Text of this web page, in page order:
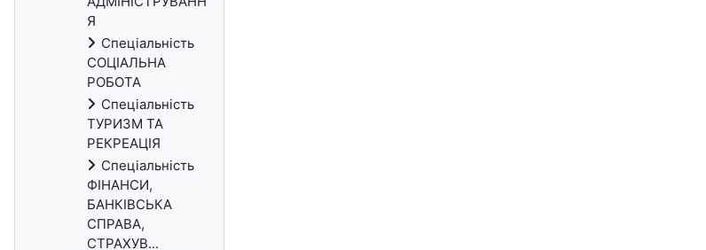
Я
Спеціальність
СОЦІАЛЬНА
РОБОТА
Спеціальність
ТУРИЗМ ТА
РЕКРЕАЦІЯ
Спеціальність
ФІНАНСИ,
БАНКІВСЬКА
СПРАВА,
СТРАХУВ...